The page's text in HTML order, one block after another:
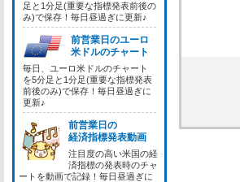
足と1分足(重要な指標発表前後の
み)で保存！毎日昼過ぎに更新♪
前営業日のユーロ
米ドルのチャート
毎日、ユーロ米ドルのチャート
を5分足と1分足(重要な指標発表
前後のみ)で保存！毎日昼過ぎに
更新♪
前営業日の
経済指標発表動画
注目度の高い米国の経
済指標の発表時のチャ
ートを動画で記録！毎日昼過ぎに